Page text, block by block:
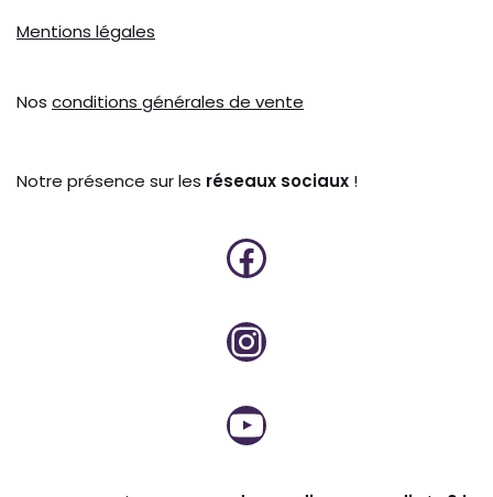
Mentions légales
Nos conditions générales de vente
Notre présence sur les réseaux sociaux !